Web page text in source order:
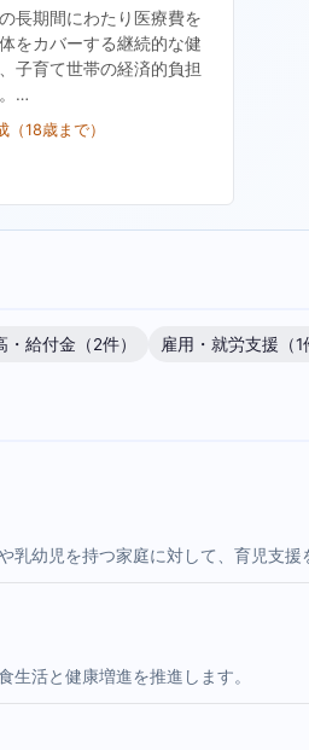
長期間にわたり医療費を
をカバーする継続的な健
子育て世帯の経済的負担
…
18歳まで）
・給付金（2件） 雇用・就労支援（1
乳幼児を持つ家庭に対して、育児支援
活と健康増進を推進します。